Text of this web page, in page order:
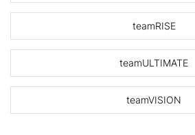
teamRISE
teamULTIMATE
teamVISION